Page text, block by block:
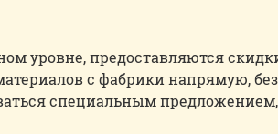
уровне, предоставляются
с фабрики напрямую,
специальным